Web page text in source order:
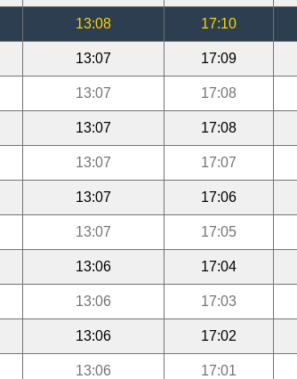
13:08 17:10
13:07 17:09
13:07 17:08
13:07 17:08
13:07 17:07
13:07 17:06
13:07 17:05
13:06 17:04
13:06 17:03
13:06 17:02
13:06 17:01